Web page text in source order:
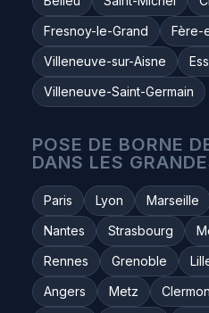
Fresnoy-le-Grand
Fère-
Villeneuve-sur-Aisne
Villeneuve-Saint-Germain
POSE DE BORNE
DANS LES
Paris Lyon Marseille
Nantes
Strasbourg
Rennes
Grenoble
Angers
Metz